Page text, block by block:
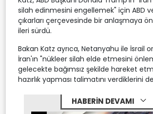
silah edinmesini engellemek" için ABD
çıkarları çerçevesinde bir anlaşmaya
ileri sürdü.
Bakan Katz ayrıca, Netanyahu ile İsrail
İran'ın "nükleer silah elde etmesini
gelecekte bağımsız şekilde hareket
hazırlık yapması talimatını verdiklerini
HABERİN DEVAMI